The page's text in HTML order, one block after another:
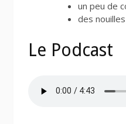
un peu de
des
Le Podcast